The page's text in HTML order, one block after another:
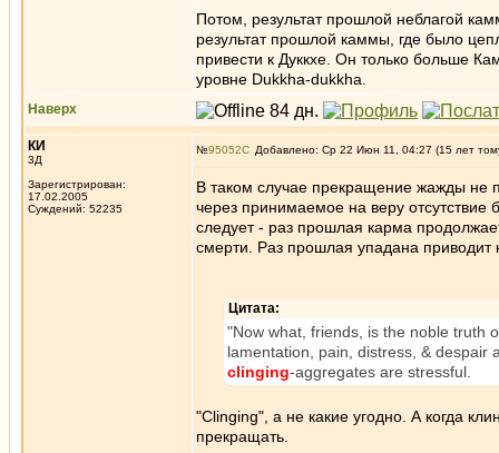
Потом, результат прошлой неблагой
результат прошлой каммы, где было
привести к Дуккхе. Он только больше
уровне Dukkha-dukkha.
Наверх
КИ
3Д
Зарегистрирован:
17.02.2005
Суждений: 52235
№95052 Добавлено: Ср 22 Июн 11, 04:27 (15 лет
В таком случае прекращение жажды не
через принимаемое на веру
следует - раз прошлая карма
смерти. Раз прошлая упадана приводит
Цитата:
"Now what, friends, is the noble truth
lamentation, pain, distress, & despair
clinging-aggregates are stressful.
"Clinging", а не какие угодно. А когда
прекращать.